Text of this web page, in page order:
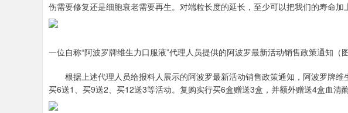
伤需要修复还是细胞衰老需要再生。对端粒长度的延长，至少可以把我们的寿命加
一位自称“阿波罗牌维生力口服液”代理人员提供的阿波罗最新活动销售政策通知（
根据上述代理人员给报料人展示的阿波罗最新活动销售政策通知，阿波罗牌维
买6送1、买9送2、买12送3等活动。复购实行买6盒赠送3盒，并额外赠送4盒血清酶